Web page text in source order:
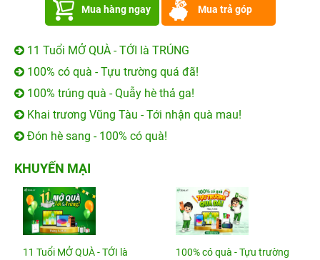
Mua hàng ngay Mua trả góp
11 Tuổi MỞ QUÀ - TỚI là TRÚNG
100% có quà - Tựu trường quá đã!
100% trúng quà - Quẫy hè thả ga!
Khai trương Vũng Tàu - Tới nhận quà mau!
Đón hè sang - 100% có quà!
KHUYẾN MẠI
11 Tuổi MỞ QUÀ - TỚI là
100% có quà - Tựu trường